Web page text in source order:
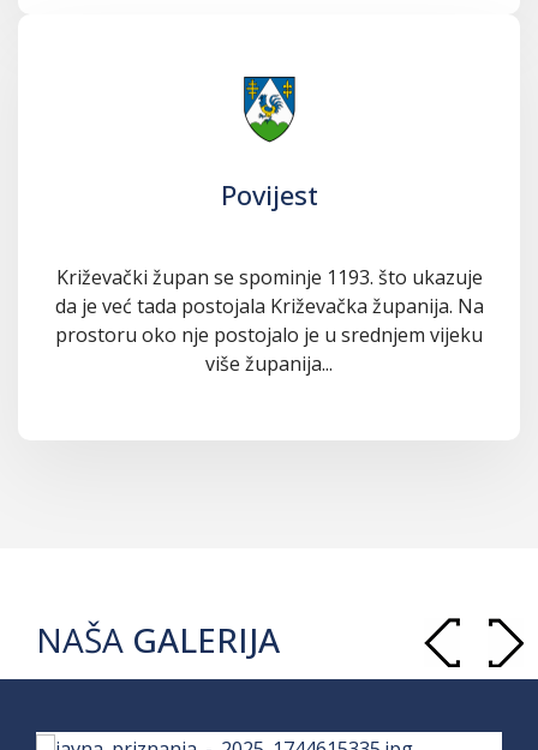
Povijest
Križevački župan se spominje 1193. što ukazuje
da je već tada postojala Križevačka županija. Na
prostoru oko nje postojalo je u srednjem vijeku
više županija...
NAŠA GALERIJA